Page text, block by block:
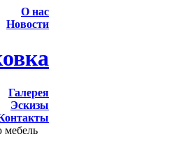
О нас
Новости
Галерея
Эскизы